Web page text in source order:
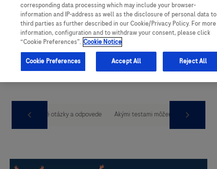
Časté otázky a odpovede Akými testami môžeme odhaliť tichú
corresponding data processing which may include your browser-
information and IP-address as well as the disclosure of personal data to
third parties as further described in our Cookie/Privacy Policy. For more
information, configuration and to withdraw your consent, please click
“Cookie Preferences”. Cookie Notice
Cookie Preferences Reject All
Accept All